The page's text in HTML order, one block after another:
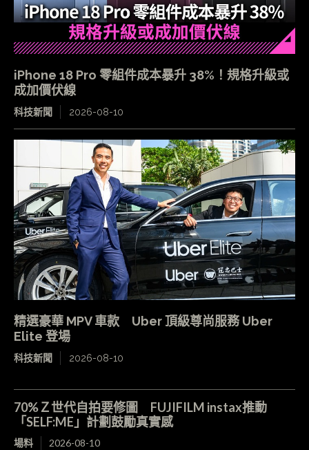
iPhone 18 Pro 零組件成本暴升 38%！規格升級或
成加價伏線
科技新聞 2026-08-10
精選豪華 MPV 車款 Uber 頂級尊尚服務 Uber
Elite 登場
科技新聞 2026-08-10
70%Ｚ世代自拍要修圖 FUJIFILM instax推動
「SELF:ME」計劃鼓勵真實感
場料 2026-08-10